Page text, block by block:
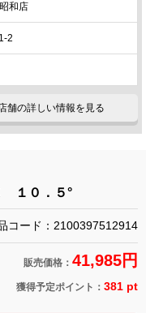
和店
2
舗の詳しい情報を見る
１０．５°
コード：2100397512914
販売価格： 41,985円
獲得予定ポイント： 381 pt